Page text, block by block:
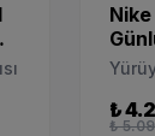
₺
₺